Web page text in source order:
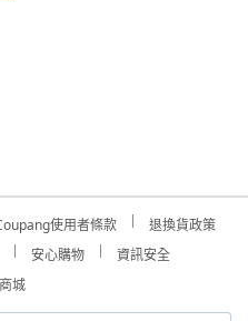
使用者條款
退換貨政策
安心購物
資訊安全
城